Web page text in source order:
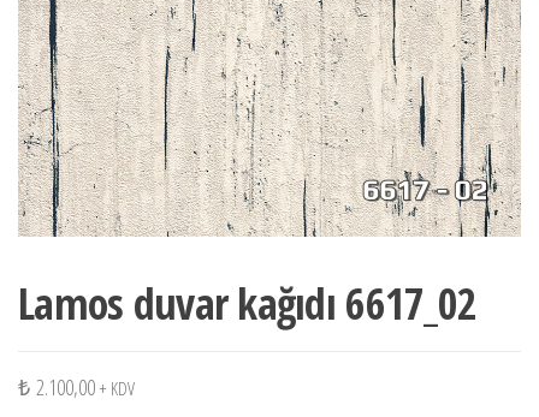
Lamos duvar kağıdı 6617_02
₺ 2.100,00 + KDV